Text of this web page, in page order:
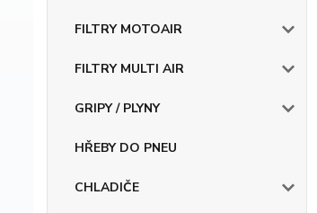
FILTRY MOTOAIR
FILTRY MULTI AIR
GRIPY / PLYNY
HŘEBY DO PNEU
CHLADIČE